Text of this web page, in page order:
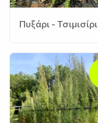
Πυξάρι - Τσιμισίρι